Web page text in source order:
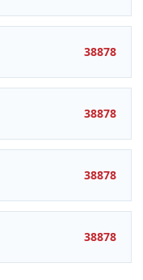
38878
38878
38878
38878